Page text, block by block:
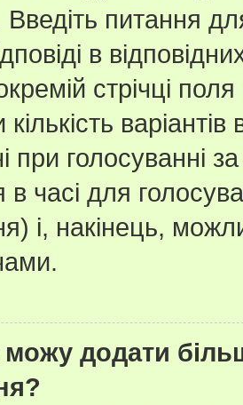
Введіть питання
в
стрічці
при голосуванні
часі для
і, накінець,
додати